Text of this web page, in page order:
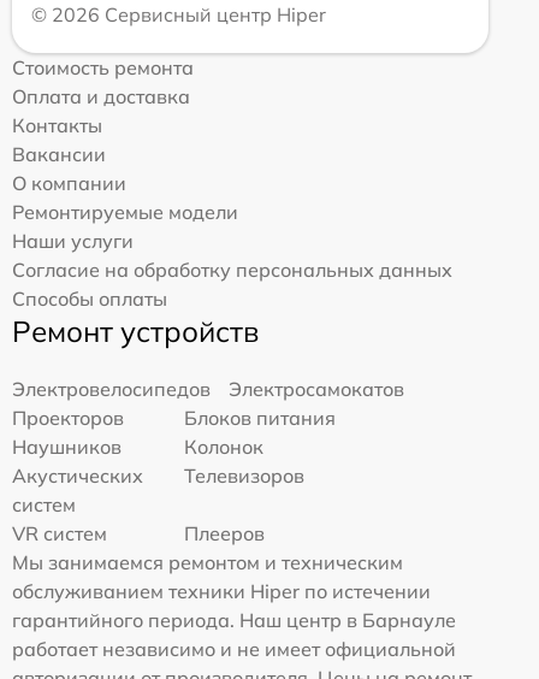
© 2026 Сервисный центр Hiper
Стоимость ремонта
Оплата и доставка
Контакты
Вакансии
О компании
Ремонтируемые модели
Наши услуги
Согласие на обработку персональных данных
Способы оплаты
Ремонт устройств
Электровелосипедов
Электросамокатов
Проекторов
Блоков питания
Наушников
Колонок
Акустических
систем
Телевизоров
VR систем
Плееров
Мы занимаемся ремонтом и техническим
обслуживанием техники Hiper по истечении
гарантийного периода. Наш центр в Барнауле
работает независимо и не имеет официальной